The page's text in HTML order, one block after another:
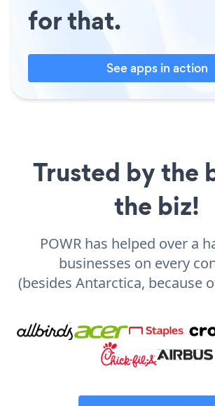
for that.
See apps in action
Trusted by the
the biz!
POWR has helped over a
businesses on every
(besides Antarctica, because